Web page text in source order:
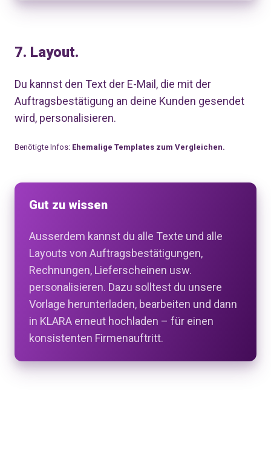
7. Layout.
Du kannst den Text der E-Mail, die mit der
Auftragsbestätigung an deine Kunden gesendet
wird, personalisieren.
Benötigte Infos: Ehemalige Templates zum Vergleichen.
Gut zu wissen
Ausserdem kannst du alle Texte und alle
Layouts von Auftragsbestätigungen,
Rechnungen, Lieferscheinen usw.
personalisieren. Dazu solltest du unsere
Vorlage herunterladen, bearbeiten und dann
in KLARA erneut hochladen – für einen
konsistenten Firmenauftritt.